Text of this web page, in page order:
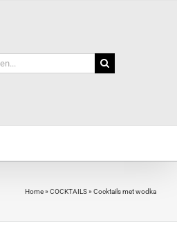
Home» COCKTAILS» Cocktails met wodka